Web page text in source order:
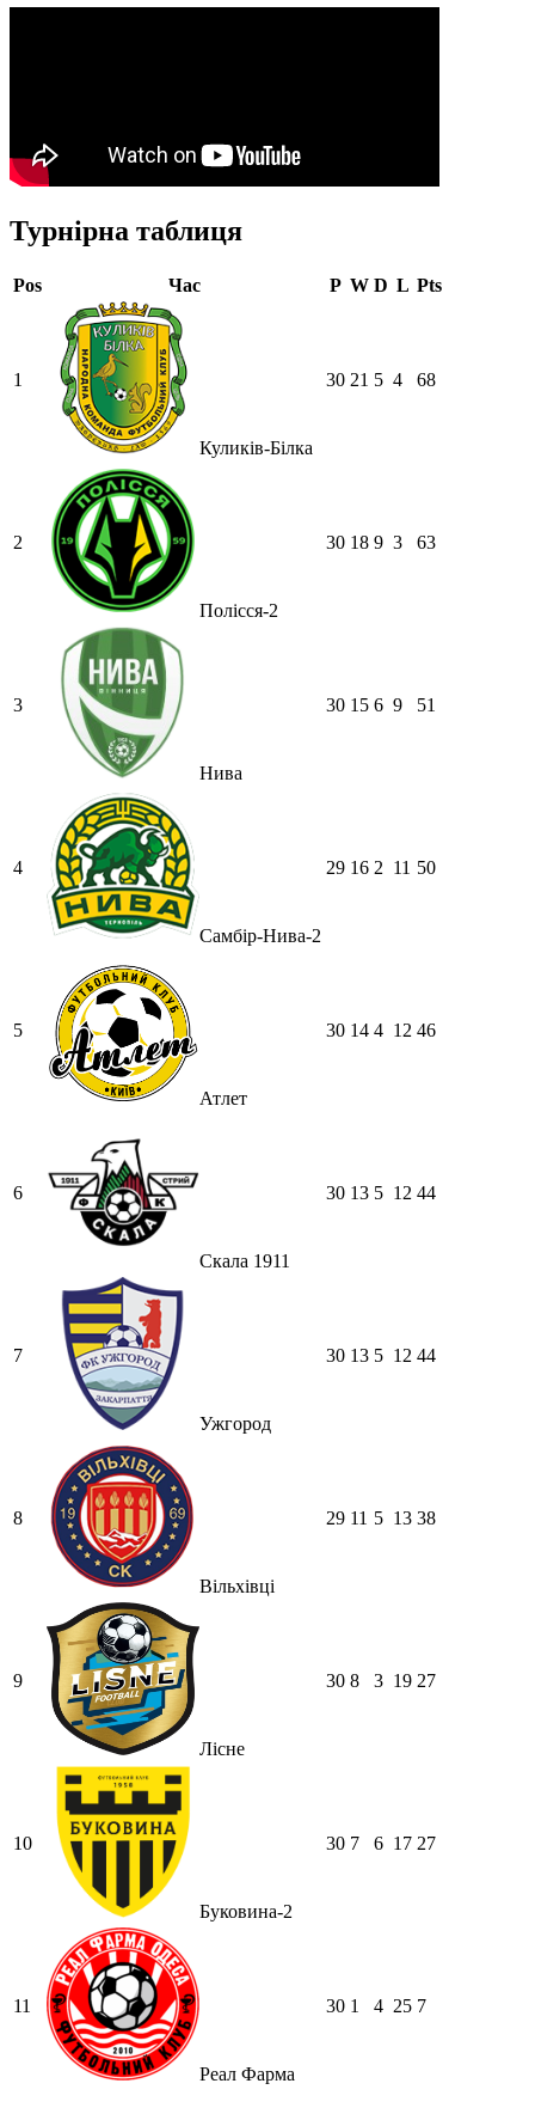
Турнірна таблиця
Pos Час P W D L Pts
1
Куликів-Білка
30 21 5 4 68
2
Полісся-2
30 18 9 3 63
3
Нива
30 15 6 9 51
4
Самбір-Нива-2
29 16 2 11 50
5
Атлет
30 14 4 12 46
6
Скала 1911
30 13 5 12 44
7
Ужгород
30 13 5 12 44
8
Вільхівці
29 11 5 13 38
9
Лісне
30 8 3 19 27
10
Буковина-2
30 7 6 17 27
11
Реал Фарма
30 1 4 25 7